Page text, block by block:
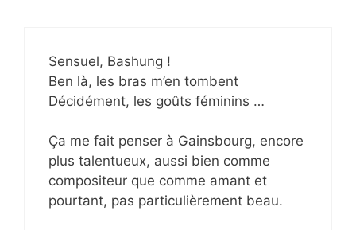
Sensuel, Bashung !
Ben là, les bras m’en tombent
Décidément, les goûts féminins …
Ça me fait penser à Gainsbourg, encore
plus talentueux, aussi bien comme
compositeur que comme amant et
pourtant, pas particulièrement beau.